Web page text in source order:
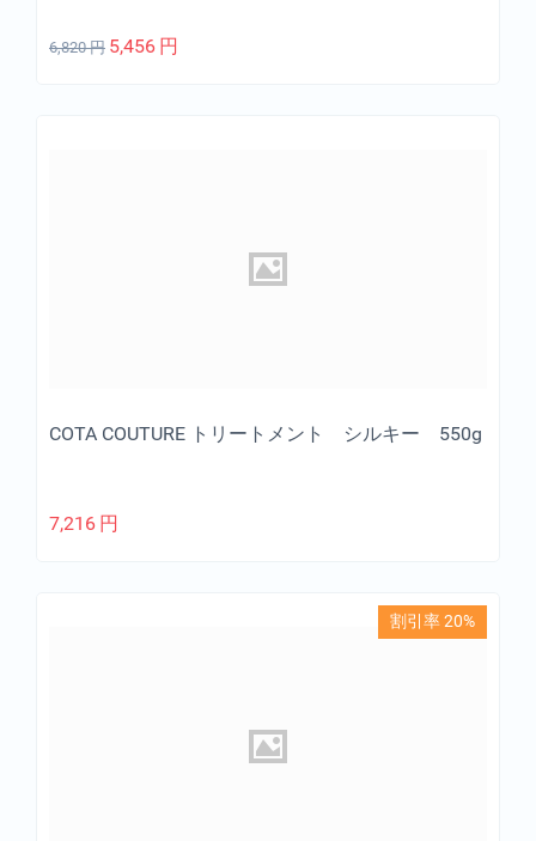
6,820 円 5,456 円
COTA COUTURE トリートメント シルキー 550g
7,216 円
割引率 20%